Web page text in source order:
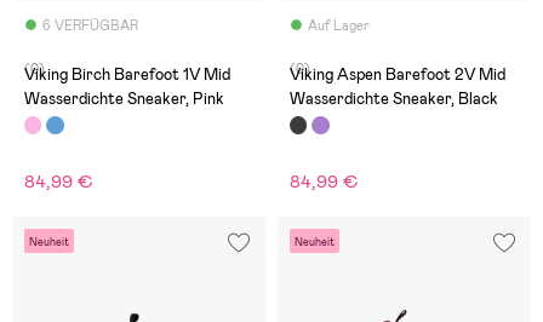
6 VERFÜGBAR
(0)
Viking Birch Barefoot 1V Mid
Wasserdichte Sneaker, Pink
84,99 €
Auf Lager
(0)
Viking Aspen Barefoot 2V Mid
Wasserdichte Sneaker, Black
84,99 €
Neuheit Neuheit